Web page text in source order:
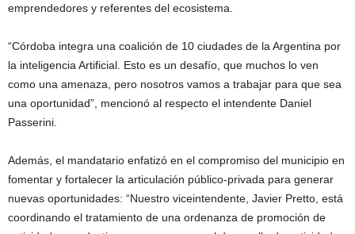
emprendedores y referentes del ecosistema.
“Córdoba integra una coalición de 10 ciudades de la Argentina por
la inteligencia Artificial. Esto es un desafío, que muchos lo ven
como una amenaza, pero nosotros vamos a trabajar para que sea
una oportunidad”, mencionó al respecto el intendente Daniel
Passerini.
Además, el mandatario enfatizó en el compromiso del municipio en
fomentar y fortalecer la articulación público-privada para generar
nuevas oportunidades: “Nuestro viceintendente, Javier Pretto, está
coordinando el tratamiento de una ordenanza de promoción de